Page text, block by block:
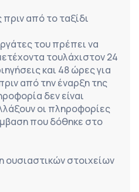
από το ταξίδι
του πρέπει να
τουλάχιστον 24
και 48 ώρες για
από την έναρξη της
δεν είναι
οι πληροφορίες
που δόθηκε στο
στοιχείων